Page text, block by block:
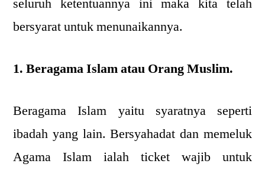
seluruh ketentuannya ini maka kita telah
bersyarat untuk menunaikannya.
1. Beragama Islam atau Orang Muslim.
Beragama Islam yaitu syaratnya seperti
ibadah yang lain. Bersyahadat dan memeluk
Agama Islam ialah ticket wajib untuk